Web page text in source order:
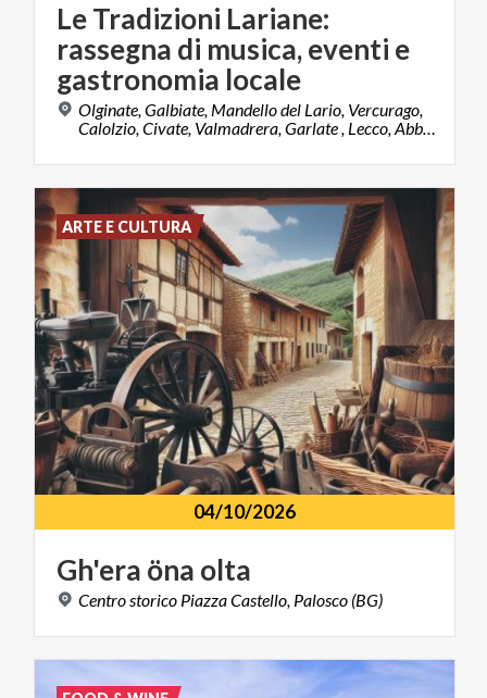
Le Tradizioni Lariane:
rassegna di musica, eventi e
gastronomia locale
Olginate, Galbiate, Mandello del Lario, Vercurago,
Calolzio, Civate, Valmadrera, Garlate , Lecco, Abbadia Lariana
04/10/2026
Gh'era öna olta
Centro storico PiazzaCastello, Palosco (BG)
ARTE E CULTURA